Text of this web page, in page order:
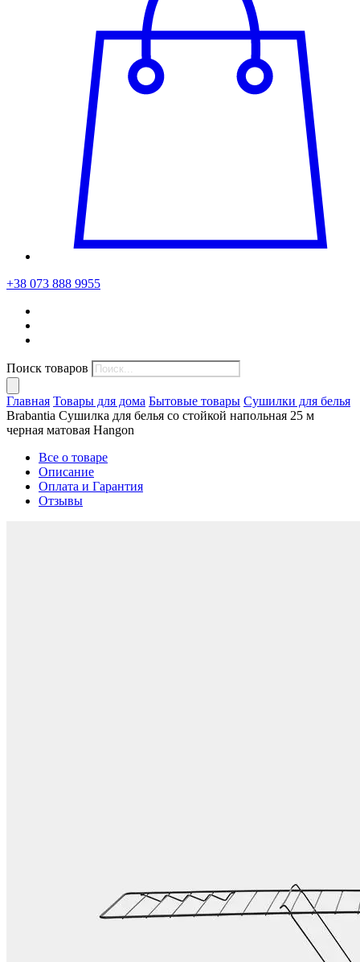
+38 073 888 9955
Поиск товаров
Главная Товары для дома Бытовые товары Сушилки для белья
Brabantia Сушилка для белья со стойкой напольная 25 м
черная матовая Наngon
Все о товаре
Описание
Оплата и Гарантия
Отзывы